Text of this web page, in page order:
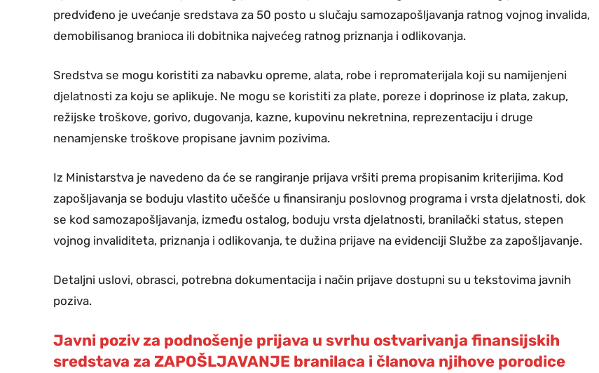
predviđeno je uvećanje sredstava za 50 posto u slučaju samozapošljavanja ratnog vojnog invalida,
demobilisanog branioca ili dobitnika najvećeg ratnog priznanja i odlikovanja.
Sredstva se mogu koristiti za nabavku opreme, alata, robe i repromaterijala koji su namijenjeni
djelatnosti za koju se aplikuje. Ne mogu se koristiti za plate, poreze i doprinose iz plata, zakup,
režijske troškove, gorivo, dugovanja, kazne, kupovinu nekretnina, reprezentaciju i druge
nenamjenske troškove propisane javnim pozivima.
Iz Ministarstva je navedeno da će se rangiranje prijava vršiti prema propisanim kriterijima. Kod
zapošljavanja se boduju vlastito učešće u finansiranju poslovnog programa i vrsta djelatnosti, dok
se kod samozapošljavanja, između ostalog, boduju vrsta djelatnosti, branilački status, stepen
vojnog invaliditeta, priznanja i odlikovanja, te dužina prijave na evidenciji Službe za zapošljavanje.
Detaljni uslovi, obrasci, potrebna dokumentacija i način prijave dostupni su u tekstovima javnih
poziva.
Javni poziv za podnošenje prijava u svrhu ostvarivanja finansijskih
sredstava za ZAPOŠLJAVANJE branilaca i članova njihove porodice